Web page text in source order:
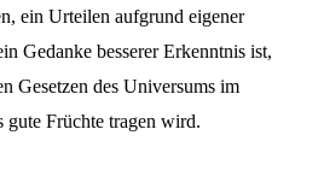
ein Urteilen aufgrund eigener
Gedanke besserer Erkenntnis ist,
Gesetzen des Universums im
gute Früchte tragen wird.